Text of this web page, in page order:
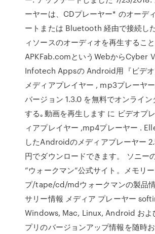
ーヤーは、CDプレーヤー* のオーデ
ートまたは Bluetooth 経由で接続し
ィソースのオーディオを再生すること
APKFab.comというWebからCyber
Infotech Appsの Android用『ビデ
メディアプレイヤー , mp3プレーヤ
バージョン 1.3.0 を無料でオンライン
する｡動画を再生します に ビデオプ
ィアプレイヤー ,mp4プレーヤー .
したAndroidのメディアプレーヤー
円でダウンロードできます。 ソニー
”ウォークマン”公式サイト。メモリ
プ/tape/cd/mdウォークマンの製品
サリー情報 メディア プレーヤー
Windows, Mac, Linux, Android およ
プリのバージョンアップ情報を随時